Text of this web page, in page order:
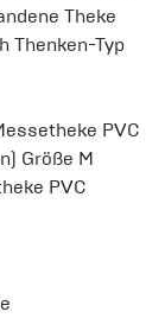
Theke
Thenken-Typ
PVC
Größe M
PVC